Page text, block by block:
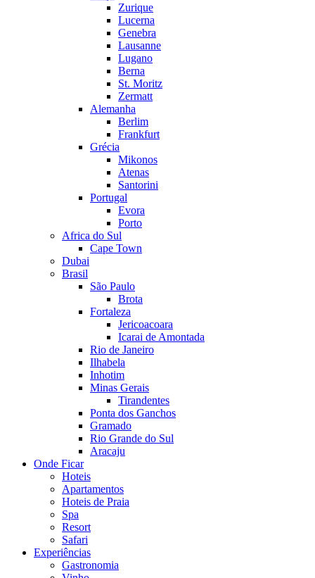
Zurique
Lucerna
Genebra
Lausanne
Lugano
Berna
St. Moritz
Zermatt
Alemanha
Berlim
Frankfurt
Grécia
Mikonos
Atenas
Santorini
Portugal
Evora
Porto
Africa do Sul
Cape Town
Dubai
Brasil
São Paulo
Brota
Fortaleza
Jericoacoara
Icarai de Amontada
Rio de Janeiro
Ilhabela
Inhotim
Minas Gerais
Tirandentes
Ponta dos Ganchos
Gramado
Rio Grande do Sul
Aracaju
Onde Ficar
Hoteis
Apartamentos
Hoteis de Praia
Spa
Resort
Safari
Experiências
Gastronomia